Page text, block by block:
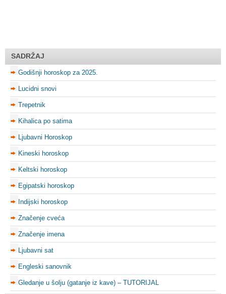
SADRŽAJ
Godišnji horoskop za 2025.
Lucidni snovi
Trepetnik
Kihalica po satima
Ljubavni Horoskop
Kineski horoskop
Keltski horoskop
Egipatski horoskop
Indijski horoskop
Značenje cveća
Značenje imena
Ljubavni sat
Engleski sanovnik
Gledanje u šolju (gatanje iz kave) – TUTORIJAL